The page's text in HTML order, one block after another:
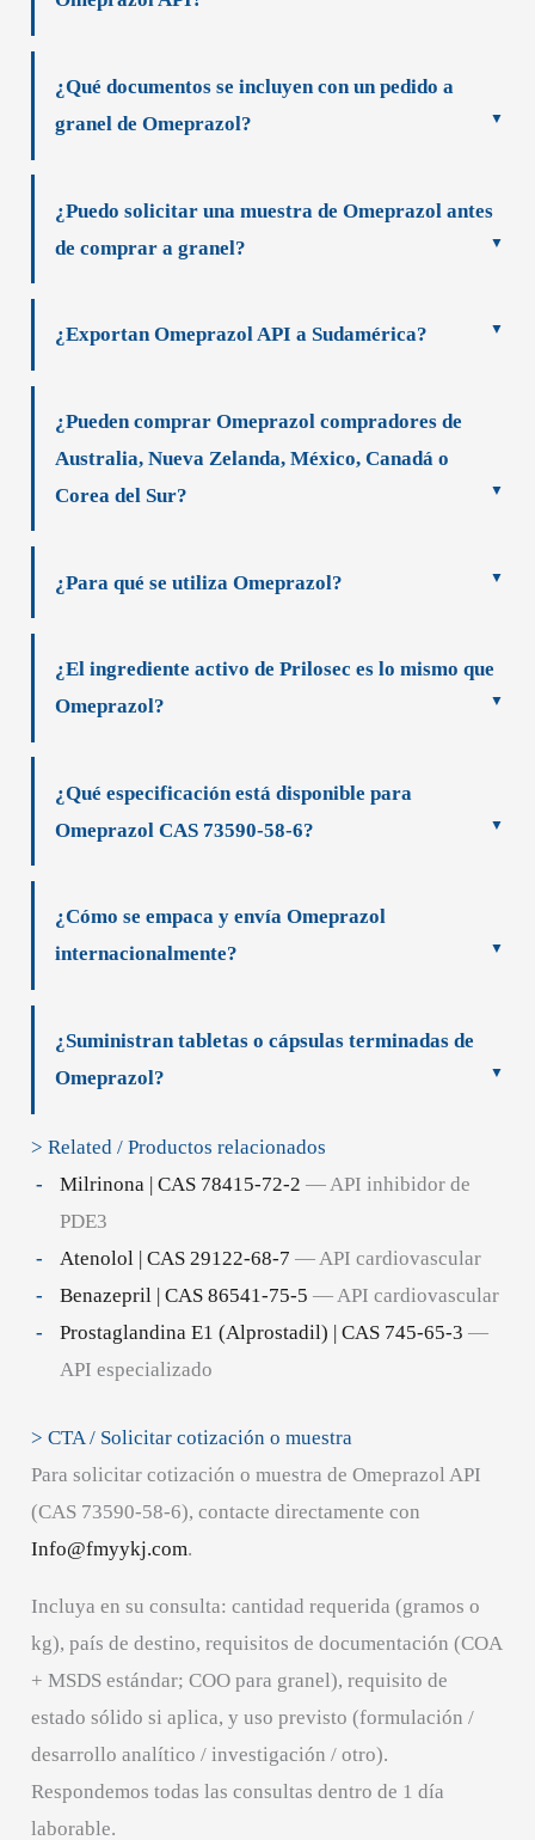
¿Qué documentos se incluyen con un pedido a
granel de Omeprazol?
¿Puedo solicitar una muestra de Omeprazol antes
de comprar a granel?
¿Exportan Omeprazol API a Sudamérica?
¿Pueden comprar Omeprazol compradores de
Australia, Nueva Zelanda, México, Canadá o
Corea del Sur?
¿Para qué se utiliza Omeprazol?
¿El ingrediente activo de Prilosec es lo mismo que
Omeprazol?
¿Qué especificación está disponible para
Omeprazol CAS 73590-58-6?
¿Cómo se empaca y envía Omeprazol
internacionalmente?
¿Suministran tabletas o cápsulas terminadas de
Omeprazol?
> Related / Productos relacionados
Milrinona | CAS 78415-72-2 — API inhibidor de
PDE3
Atenolol | CAS 29122-68-7 — API cardiovascular
Benazepril | CAS 86541-75-5 — API cardiovascular
Prostaglandina E1 (Alprostadil) | CAS 745-65-3 —
API especializado
> CTA / Solicitar cotización o muestra
Para solicitar cotización o muestra de Omeprazol API
(CAS 73590-58-6), contacte directamente con
Info@fmyykj.com.
Incluya en su consulta: cantidad requerida (gramos o
kg), país de destino, requisitos de documentación (COA
+ MSDS estándar; COO para granel), requisito de
estado sólido si aplica, y uso previsto (formulación /
desarrollo analítico / investigación / otro).
Respondemos todas las consultas dentro de 1 día
laborable.